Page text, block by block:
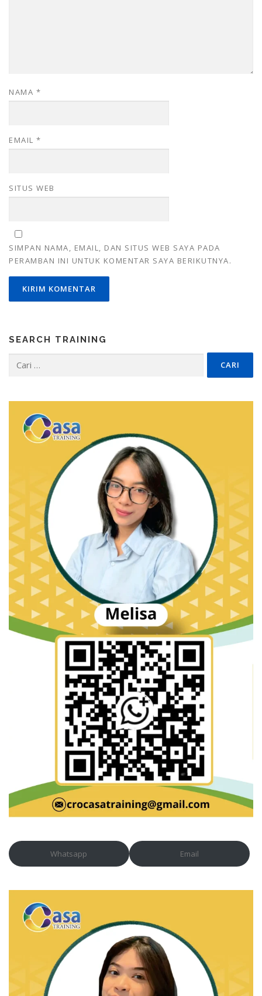
NAMA *
EMAIL *
SITUS WEB
SIMPAN NAMA, EMAIL, DAN SITUS WEB SAYA PADA
PERAMBAN INI UNTUK KOMENTAR SAYA BERIKUTNYA.
SEARCH TRAINING
untuk:
Whatsapp Email